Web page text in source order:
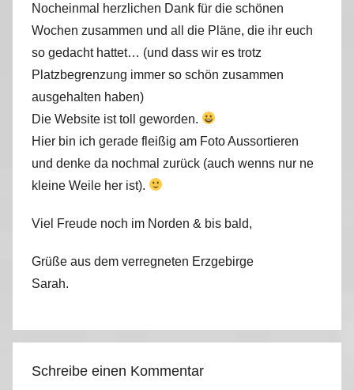
1
Nocheinmal herzlichen Dank für die schönen
Wochen zusammen und all die Pläne, die ihr euch
so gedacht hattet… (und dass wir es trotz
Platzbegrenzung immer so schön zusammen
ausgehalten haben)
Die Website ist toll geworden.
Hier bin ich gerade fleißig am Foto Aussortieren
und denke da nochmal zurück (auch wenns nur ne
kleine Weile her ist).
Viel Freude noch im Norden & bis bald,
Grüße aus dem verregneten Erzgebirge
Sarah.
Schreibe einen Kommentar